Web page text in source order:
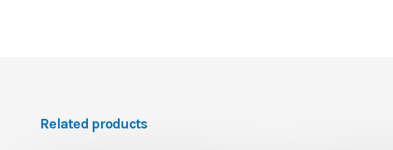
Related products